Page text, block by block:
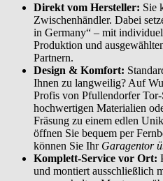
Direkt vom Hersteller: Sie
Zwischenhändler. Dabei
in Germany“ – mit
Produktion und
Partnern.
Design & Komfort:
Ihnen zu langweilig? Auf
Profis von Pfullendorfer
hochwertigen Materialien
Fräsung zu einem edlen
öffnen Sie bequem per
können Sie Ihr Garagentor
Komplett-Service vor Ort:
und montiert ausschließlich